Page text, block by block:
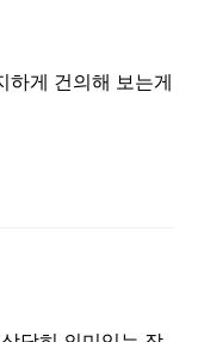
하게 건의해 보는게